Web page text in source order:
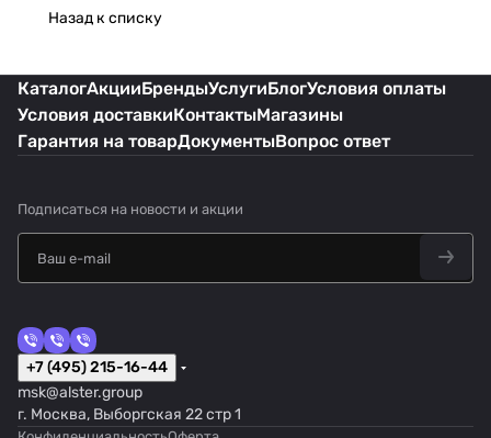
Назад к списку
КаталогАкцииБрендыУслугиБлогУсловия оплаты
Условия доставкиКонтактыМагазины
Гарантия на товарДокументыВопрос ответ
Подписаться на новости и акции
+7 (495) 215-16-44
msk@alster.group
г. Москва, Выборгская 22 стр 1